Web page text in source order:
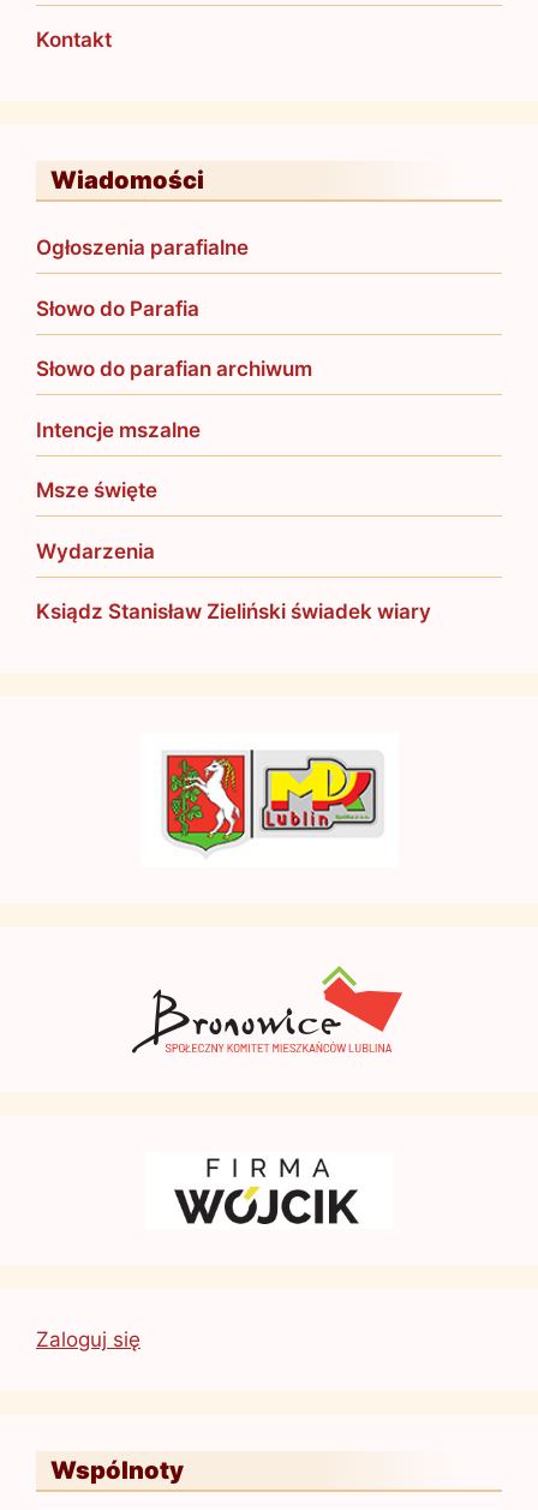
Kontakt
Wiadomości
Ogłoszenia parafialne
Słowo do Parafia
Słowo do parafian archiwum
Intencje mszalne
Msze święte
Wydarzenia
Ksiądz Stanisław Zieliński świadek wiary
Zaloguj się
Wspólnoty